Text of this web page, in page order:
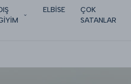
ELBİSE
ÇOK
SATANLAR